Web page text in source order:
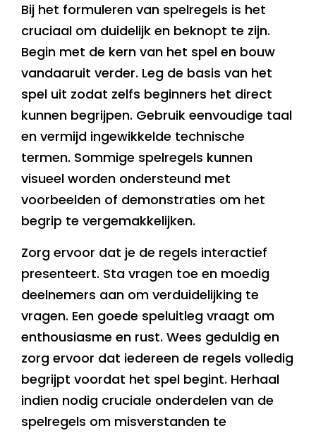
Bij het formuleren van spelregels is het
cruciaal om duidelijk en beknopt te zijn.
Begin met de kern van het spel en bouw
vandaaruit verder. Leg de basis van het
spel uit zodat zelfs beginners het direct
kunnen begrijpen. Gebruik eenvoudige taal
en vermijd ingewikkelde technische
termen. Sommige spelregels kunnen
visueel worden ondersteund met
voorbeelden of demonstraties om het
begrip te vergemakkelijken.
Zorg ervoor dat je de regels interactief
presenteert. Sta vragen toe en moedig
deelnemers aan om verduidelijking te
vragen. Een goede speluitleg vraagt om
enthousiasme en rust. Wees geduldig en
zorg ervoor dat iedereen de regels volledig
begrijpt voordat het spel begint. Herhaal
indien nodig cruciale onderdelen van de
spelregels om misverstanden te